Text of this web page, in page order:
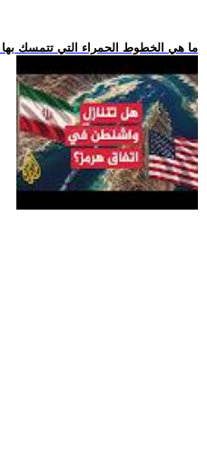
.. ما هي الخطوط الحمراء التي تتمسك